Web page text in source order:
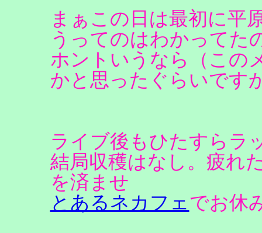
まぁこの日は最初に平
うってのはわかってた
ホントいうなら（この
かと思ったぐらいです
ライブ後もひたすらラ
結局収穫はなし。疲れ
を済ませ
とあるネカフェでお休